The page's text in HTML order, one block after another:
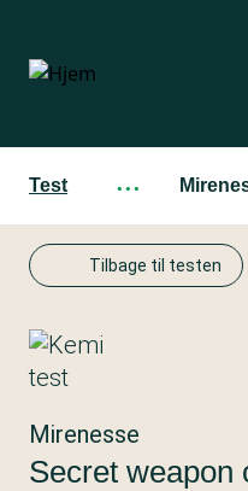
hovedindhold
Test ···
Tilbage til testen
Mirenesse
Secret weapon